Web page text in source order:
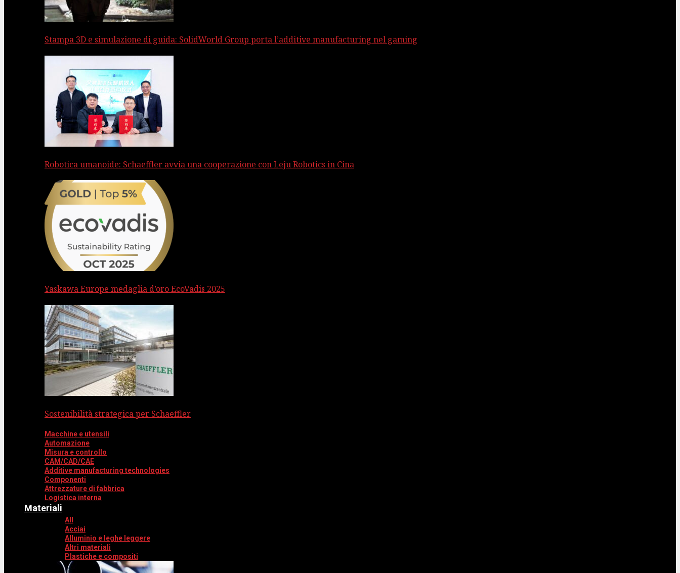
Stampa 3D e simulazione di guida: SolidWorld Group porta l’additive manufacturing nel gaming
Robotica umanoide: Schaeffler avvia una cooperazione con Leju Robotics in Cina
Yaskawa Europe medaglia d’oro EcoVadis 2025
Sostenibilità strategica per Schaeffler
Macchine e utensili
Automazione
Misura e controllo
CAM/CAD/CAE
Additive manufacturing technologies
Componenti
Attrezzature di fabbrica
Logistica interna
Materiali
All
Acciai
Alluminio e leghe leggere
Altri materiali
Plastiche e compositi